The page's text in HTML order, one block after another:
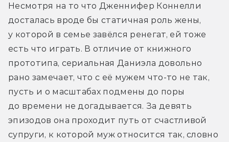
Несмотря на то что Дженнифер Коннелли
досталась вроде бы статичная роль жены,
у которой в семье завёлся ренегат, ей тоже
есть что играть. В отличие от книжного
прототипа, сериальная Даниэла довольно
рано замечает, что с её мужем что-то не так,
пусть и о масштабах подмены до поры
до времени не догадывается. За девять
эпизодов она проходит путь от счастливой
супруги, к которой муж относится так, словно